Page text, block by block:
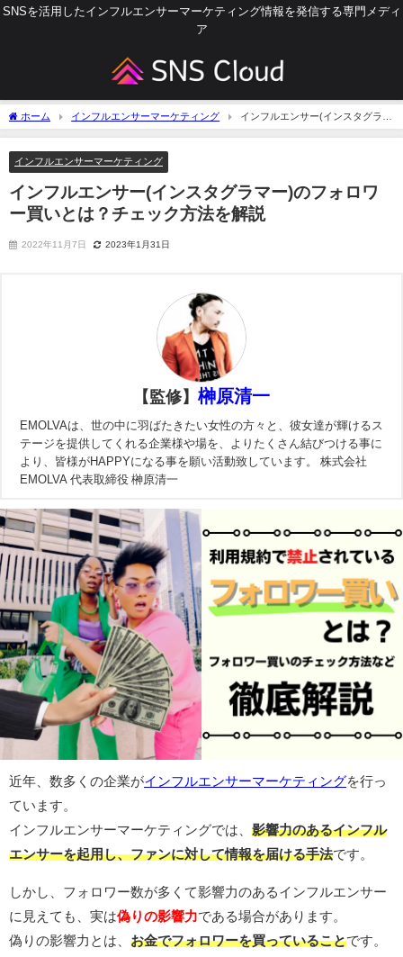
SNSを活用したインフルエンサーマーケティング情報を発信する専門メディ
ア
ホーム インフルエンサーマーケティング
インフルエンサー(インスタグラマ
ー)のフォロワー買いとは？チェック方法を解説
インフルエンサーマーケティング
インフルエンサー(インスタグラマー)のフォロワ
ー買いとは？チェック方法を解説
2022年11月7日 2023年1月31日
【監修】 榊原清一
EMOLVAは、世の中に羽ばたきたい女性の方々と、彼女達が輝けるス
テージを提供してくれる企業様や場を、よりたくさん結びつける事に
より、皆様がHAPPYになる事を願い活動致しています。 株式会社
EMOLVA 代表取締役 榊原清一
近年、数多くの企業がインフルエンサーマーケティングを行っ
ています。
インフルエンサーマーケティングでは、 影響力のあるインフル
エンサーを起用し、ファンに対して情報を届ける手法です。
しかし、フォロワー数が多くて影響力のあるインフルエンサー
に見えても、実は偽りの影響力である場合があります。
偽りの影響力とは、 お金でフォロワーを買っていることです。